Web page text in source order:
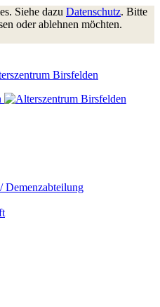
Siehe dazu Datenschutz. Bitte
oder ablehnen möchten.
Demenzabteilung